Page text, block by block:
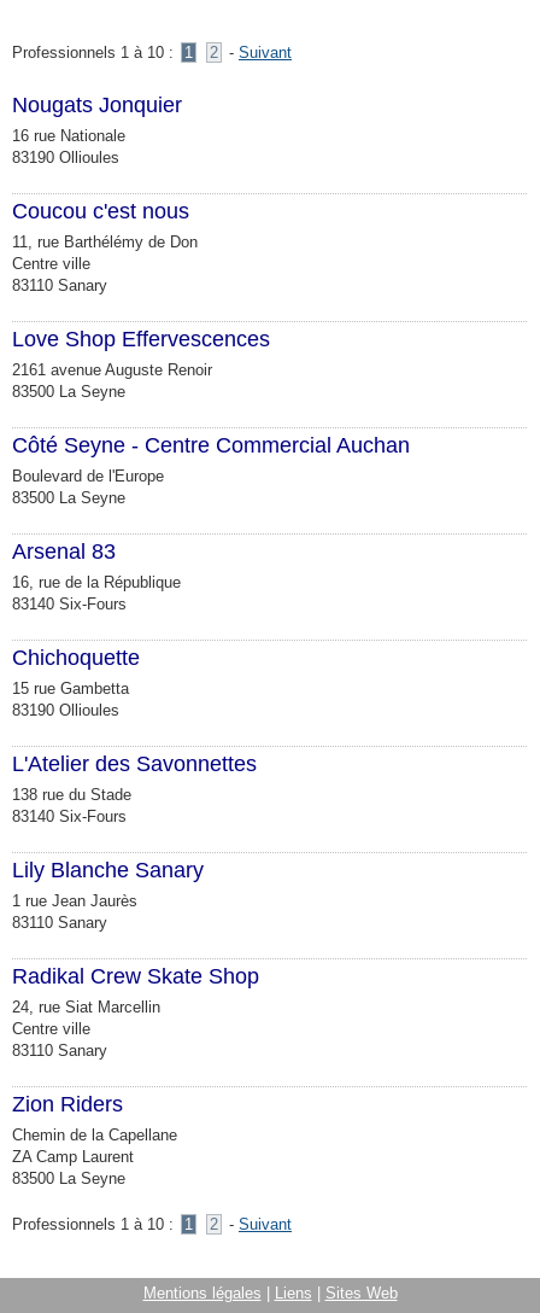
Professionnels 1 à 10 : 1 2 - Suivant
Nougats Jonquier
16 rue Nationale
83190 Ollioules
Coucou c'est nous
11, rue Barthélémy de Don
Centre ville
83110 Sanary
Love Shop Effervescences
2161 avenue Auguste Renoir
83500 La Seyne
Côté Seyne - Centre Commercial Auchan
Boulevard de l'Europe
83500 La Seyne
Arsenal 83
16, rue de la République
83140 Six-Fours
Chichoquette
15 rue Gambetta
83190 Ollioules
L'Atelier des Savonnettes
138 rue du Stade
83140 Six-Fours
Lily Blanche Sanary
1 rue Jean Jaurès
83110 Sanary
Radikal Crew Skate Shop
24, rue Siat Marcellin
Centre ville
83110 Sanary
Zion Riders
Chemin de la Capellane
ZA Camp Laurent
83500 La Seyne
Professionnels 1 à 10 : 1 2 - Suivant
Mentions légales Liens
Sites Web